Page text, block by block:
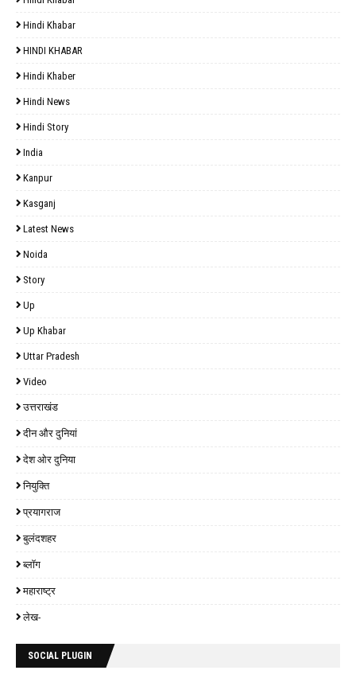
Hindi Khabar
HINDI KHABAR
Hindi Khaber
Hindi News
Hindi Story
India
Kanpur
Kasganj
Latest News
Noida
Story
Up
Up Khabar
Uttar Pradesh
Video
उत्तराखंड
दीन और दुनियां
देश ओर दुनिया
नियुक्ति
प्रयागराज
बुलंदशहर
ब्लॉग
महाराष्ट्र
लेख-
SOCIAL PLUGIN